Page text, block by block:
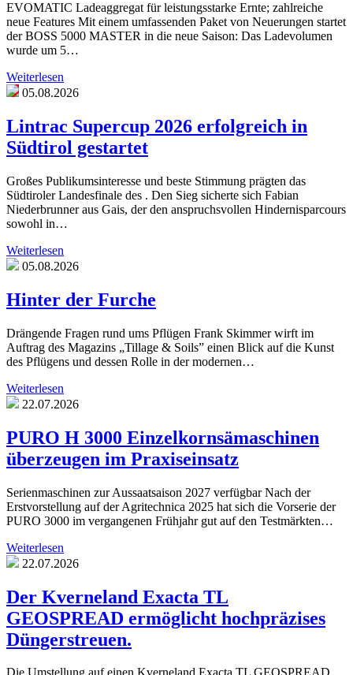
EVOMATIC Ladeaggregat für leistungsstarke Ernte; zahlreiche
neue Features Mit einem umfassenden Paket von Neuerungen startet
der BOSS 5000 MASTER in die neue Saison: Das Ladevolumen
wurde um 5…
Weiterlesen
05.08.2026
Lintrac Supercup 2026 erfolgreich in
Südtirol gestartet
Großes Publikumsinteresse und beste Stimmung prägten das
Südtiroler Landesfinale des . Den Sieg sicherte sich Fabian
Niederbrunner aus Gais, der den anspruchsvollen Hindernisparcours
sowohl in…
Weiterlesen
05.08.2026
Hinter der Furche
Drängende Fragen rund ums Pflügen Frank Skimmer wirft im
Auftrag des Magazins „Tillage & Soils” einen Blick auf die Kunst
des Pflügens und dessen Rolle in der modernen…
Weiterlesen
22.07.2026
PURO H 3000 Einzelkornsämaschinen
überzeugen im Praxiseinsatz
Serienmaschinen zur Aussaatsaison 2027 verfügbar Nach der
Erstvorstellung auf der Agritechnica 2025 hat sich die Vorserie der
PURO 3000 im vergangenen Frühjahr gut auf den Testmärkten…
Weiterlesen
22.07.2026
Der Kverneland Exacta TL
GEOSPREAD ermöglicht hochpräzises
Düngerstreuen.